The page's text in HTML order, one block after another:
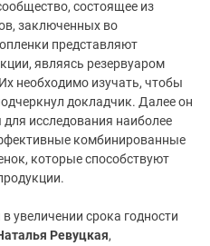
состоящее из
заключенных во
представляют
являясь резервуаром
необходимо изучать, чтобы
докладчик. Далее он
исследования наиболее
комбинированные
которые способствуют
увеличении срока годности
Ревуцкая,